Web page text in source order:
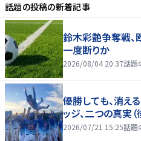
話題の投稿の新着記事
鈴木彩艶争奪戦、
一度断りか
2026/08/04 20:37話題
優勝しても、消え
ッジ、二つの真実（
2026/07/21 15:25話題